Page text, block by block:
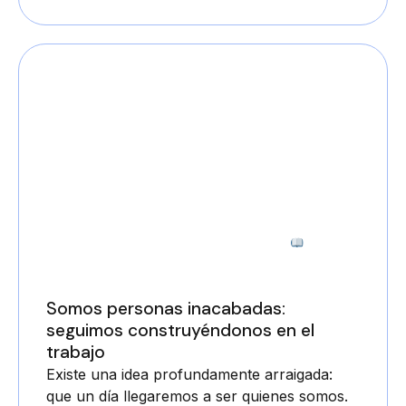
Somos personas inacabadas:
seguimos construyéndonos en el
trabajo
Existe una idea profundamente arraigada:
que un día llegaremos a ser quienes somos.